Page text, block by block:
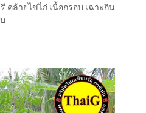
คล้ายไข่ไก่ เนื้อกรอบ เฉาะกิน